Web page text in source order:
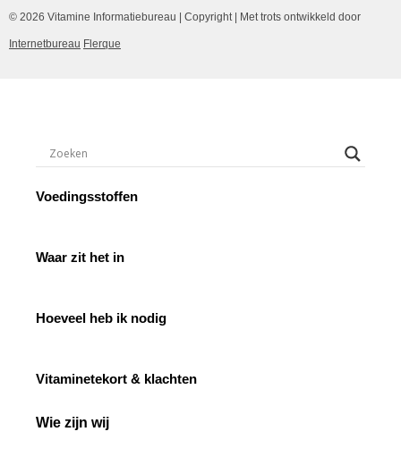
© 2026 Vitamine Informatiebureau | Copyright | Met trots ontwikkeld door
Internetbureau Flerque
Voedingsstoffen
Waar zit het in
Hoeveel heb ik nodig
Vitaminetekort & klachten
Wie zijn wij